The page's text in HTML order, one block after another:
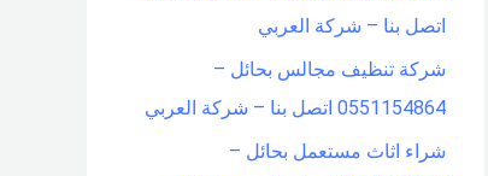
اتصل بنا – شركة العربي
شركة تنظيف مجالس بحائل –
0551154864 اتصل بنا – شركة العربي
شراء اثاث مستعمل بحائل –